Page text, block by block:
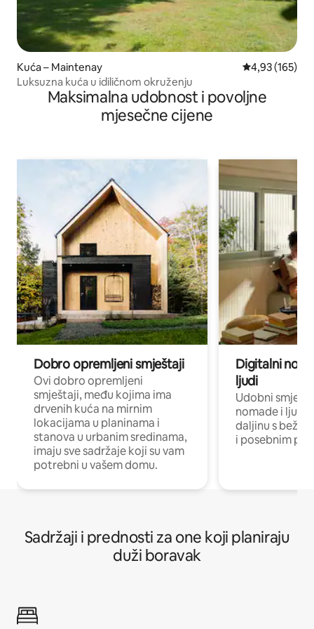
Kuća – Maintenay Prosječna
4,93 (165)
Luksuzna kuća u idiličnom okruženju
Maksimalna udobnost i povoljne
mjesečne cijene
Dobro opremljeni smještaji
Ovi dobro opremljeni
smještaji, među kojima ima
drvenih kuća na mirnim
lokacijama u planinama i
stanova u urbanim sredinama,
imaju sve sadržaje koji su vam
potrebni u vašem domu.
Digitalni
ljudi
Udobni
nomade i ljude
daljinu s
i posebnim
Sadržaji i prednosti za one koji planiraju
duži boravak